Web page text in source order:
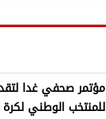
مؤتمر صحفي غدا
للمنتخب الوطني